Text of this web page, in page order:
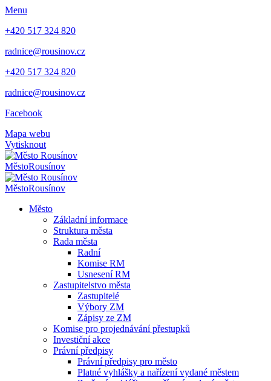
Menu
+420 517 324 820
radnice@rousinov.cz
+420 517 324 820
radnice@rousinov.cz
Facebook
Mapa webu
Vytisknout
MěstoRousínov
MěstoRousínov
Město
Základní informace
Struktura města
Rada města
Radní
Komise RM
Usnesení RM
Zastupitelstvo města
Zastupitelé
Výbory ZM
Zápisy ze ZM
Komise pro projednávání přestupků
Investiční akce
Právní předpisy
Právní předpisy pro město
Platné vyhlášky a nařízení vydané městem